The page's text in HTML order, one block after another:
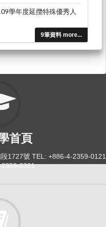
9筆資料 more...
學年度延攬特殊優秀人
首頁
1727號 TEL: +886-4-2359-0121
0361